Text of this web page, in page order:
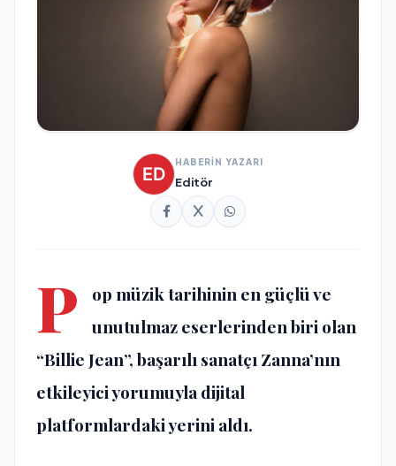
HABERİN YAZARI
Editör
P
op müzik tarihinin en güçlü ve
unutulmaz eserlerinden biri olan
“Billie Jean”, başarılı sanatçı Zanna’nın
etkileyici yorumuyla dijital
platformlardaki yerini aldı.